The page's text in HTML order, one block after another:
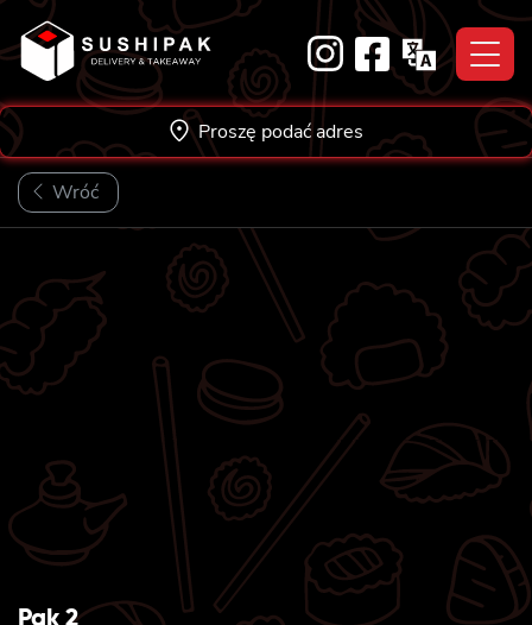
Skip
to
content
Proszę podać adres
Wróć
Pak 2